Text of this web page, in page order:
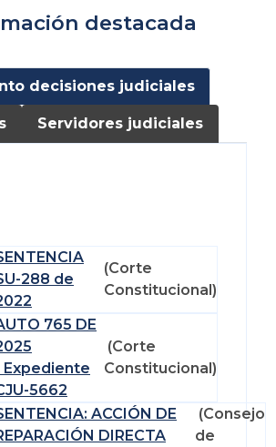
destacada
decisiones judiciales
Servidores judiciales
288 de
(Corte
Constitucional)
765 DE
Expediente
5662
(Corte
Constitucional)
ACCIÓN DE
DIRECTA
(Consejo
de